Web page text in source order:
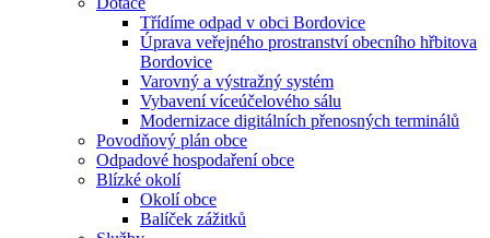
Třídíme odpad v obci Bordovice
Úprava veřejného prostranství obecního hřbitova
Bordovice
Varovný a výstražný systém
Vybavení víceúčelového sálu
Modernizace digitálních přenosných terminálů
Povodňový plán obce
Odpadové hospodaření obce
Blízké okolí
Okolí obce
Balíček zážitků